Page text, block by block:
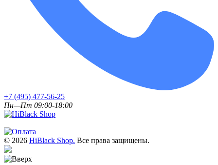
+7 (495) 477-56-25
Пн—Пт 09:00-18:00
© 2026 HiBlack Shop. Все права защищены.